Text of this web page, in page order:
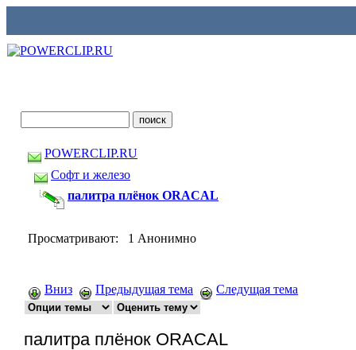
POWERCLIP.RU
Софт и железо
палитра плёнок ORACAL
Просматривают: 1 Анонимно
Вниз Предыдущая тема Следущая тема
палитра плёнок ORACAL